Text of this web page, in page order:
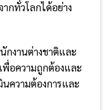
กทั่วโลกได้อย่าง
กงานต่างชาติและ
พื่อความถูกต้องและ
นความต้องการและ